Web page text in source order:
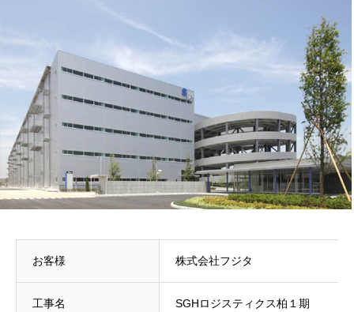
お客様 株式会社フジタ
工事名 SGHロジスティクス柏１期